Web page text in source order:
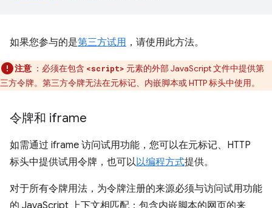
如果您参与的是第三方试用 ，请使用此方法。
注意 ：必须在包含 <script> 元素的外部 JavaScript 文件中提供第
三方令牌。第三方令牌无法在元标记、内嵌脚本或 HTTP 标头中使用。
令牌和 iframe
如需通过 iframe 访问试用功能，您可以在元标记、HTTP
标头中提供试用令牌，也可以以编程方式提供。
对于所有令牌用法，为令牌注册的来源必须与访问试用功能
的 JavaScript 上下文相匹配：包含内嵌脚本的网页的来